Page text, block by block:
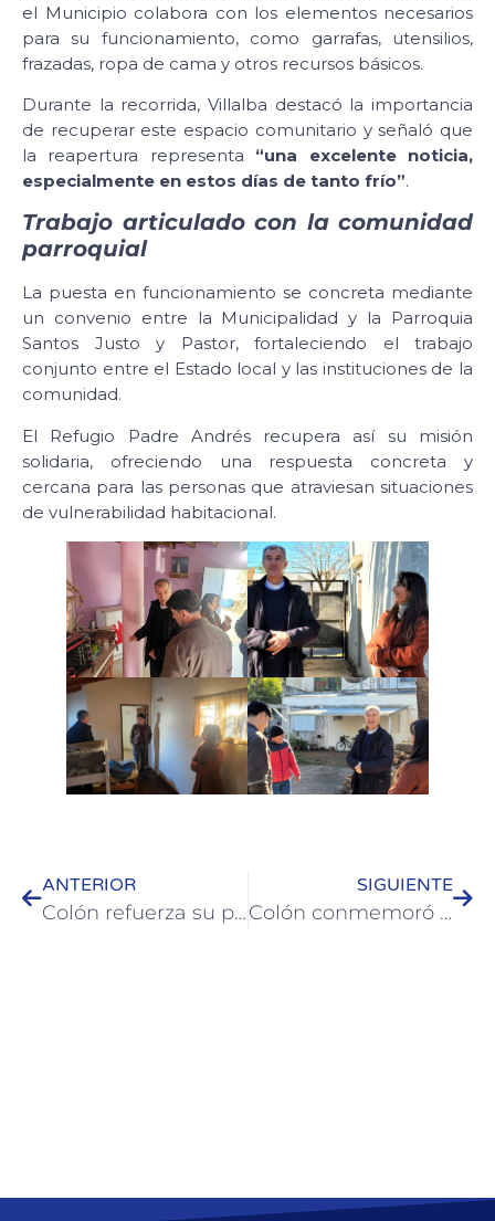
el Municipio colabora con los elementos necesarios
para su funcionamiento, como garrafas, utensilios,
frazadas, ropa de cama y otros recursos básicos.
Durante la recorrida, Villalba destacó la importancia
de recuperar este espacio comunitario y señaló que
la reapertura representa “una excelente noticia,
especialmente en estos días de tanto frío”.
Trabajo articulado con la comunidad
parroquial
La puesta en funcionamiento se concreta mediante
un convenio entre la Municipalidad y la Parroquia
Santos Justo y Pastor, fortaleciendo el trabajo
conjunto entre el Estado local y las instituciones de la
comunidad.
El Refugio Padre Andrés recupera así su misión
solidaria, ofreciendo una respuesta concreta y
cercana para las personas que atraviesan situaciones
de vulnerabilidad habitacional.
ANTERIOR
Colón refuerza su promoción turística de invierno en mercados estratégicos del país
SIGUIENTE
Colón conmemoró el 210º aniversario de la Declaración de la Independencia Argentina